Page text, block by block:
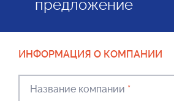
предложение
ИНФОРМАЦИЯ О КОМПАНИИ
Название компании *